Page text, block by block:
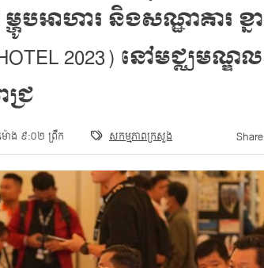
ាហារ និងសណ្ឋាគារ ខ្នាត
2023) នៅមជ្ឈមណ្
រ
ម៉ោង ៩:០២ ព្រឹក សកម្មភាពក្រសួង Share